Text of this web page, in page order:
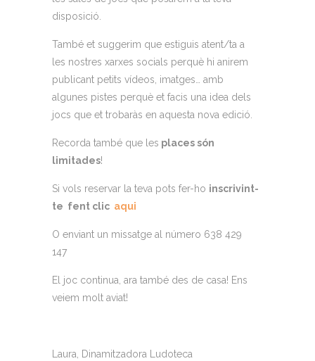
disposició.
També et suggerim que estiguis atent/ta a
les nostres xarxes socials perquè hi anirem
publicant petits vídeos, imatges… amb
algunes pistes perquè et facis una idea dels
jocs que et trobaràs en aquesta nova edició.
Recorda també que les places són
limitades!
Si vols reservar la teva pots fer-ho inscrivint-
te fent clic aqui
O enviant un missatge al número 638 429
147
El joc continua, ara també des de casa! Ens
veiem molt aviat!
Laura, Dinamitzadora Ludoteca